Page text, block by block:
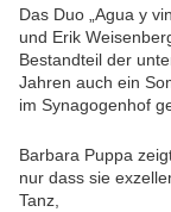
Das Duo „Agua y
und Erik
Bestandteil der
Jahren auch ein
im Synagogenhof
Barbara Puppa
nur dass sie
Tanz,